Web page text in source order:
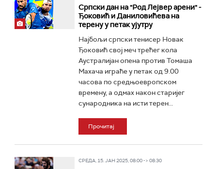
Српски дан на "Род Лејвер арени" -
Ђоковић и Даниловићева на
терену у петак ујутру
Најбољи српски тенисер Новак
Ђоковић свој меч трећег кола
Аустралијан опена против Томаша
Махача играће у петак од 9.00
часова по средњоевропском
времену, а одмах након старијег
сународника на исти терен...
Прочитај
СРЕДА, 15. ЈАН 2025, 08:00 -> 08:30